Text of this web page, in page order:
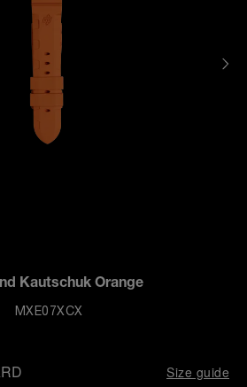
Kautschuk Orange
MXE07XCX
Size guide